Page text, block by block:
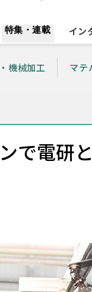
特集・連載 イン
機械加工 マテ
で電研